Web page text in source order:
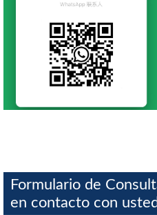
Formulario de
en contacto con